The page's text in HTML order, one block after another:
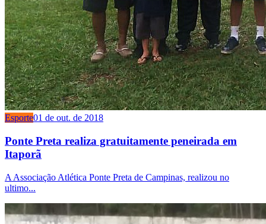
Esporte01 de out. de 2018
Ponte Preta realiza gratuitamente peneirada em
Itaporã
A Associação Atlética Ponte Preta de Campinas, realizou no
ultimo...